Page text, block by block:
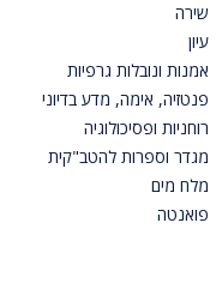
שירה
עיון
אמנות ונובלות גרפיות
פנטזיה, אימה, מדע בדיוני
רוחניות ופסיכולוגיה
מגדר וספרות להטב"קית
מלח מים
פואנטה